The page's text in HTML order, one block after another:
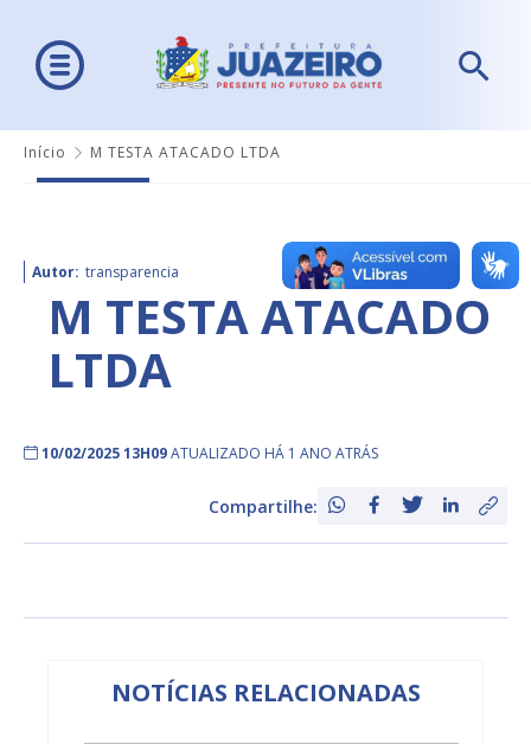
Início M TESTA ATACADO LTDA
Autor: transparencia
M TESTA ATACADO
LTDA
10/02/2025 13H09ATUALIZADO HÁ 1 ANO ATRÁS
Compartilhe:
NOTÍCIAS RELACIONADAS